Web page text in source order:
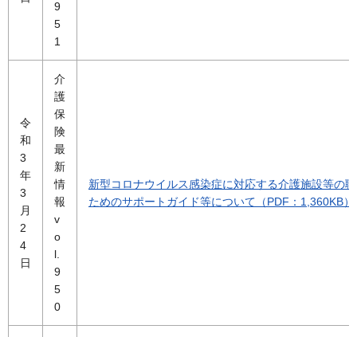
9
5
1
令
和
3
年
3
月
2
4
日
介
護
保
険
最
新
情
報
v
o
l.
9
5
0
新型コロナウイルス感染症に対応する介護施設等の
ためのサポートガイド等について（PDF：1,360KB）